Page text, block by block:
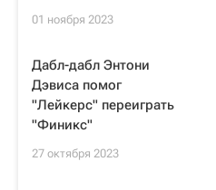
01 ноября 2023
Дабл-дабл Энтони
Дэвиса помог
"Лейкерс" переиграть
"Финикс"
27 октября 2023